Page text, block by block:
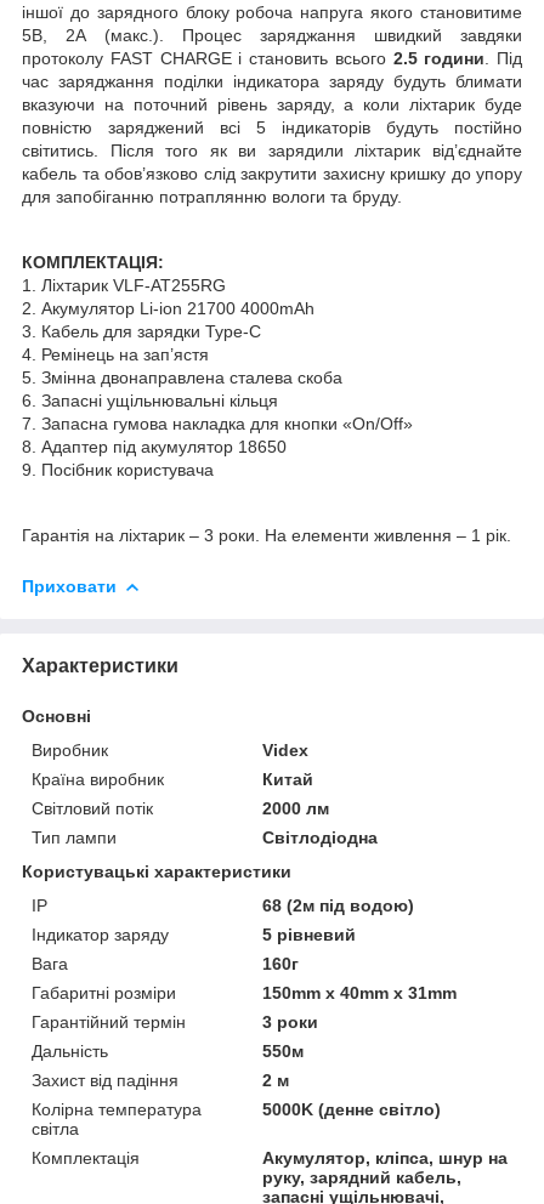
іншої до зарядного блоку робоча напруга якого становитиме
5В, 2А (макс.). Процес заряджання швидкий завдяки
протоколу FAST CHARGE і становить всього 2.5 години . Під
час заряджання поділки індикатора заряду будуть блимати
вказуючи на поточний рівень заряду, а коли ліхтарик буде
повністю заряджений всі 5 індикаторів будуть постійно
світитись. Після того як ви зарядили ліхтарик від’єднайте
кабель та обов’язково слід закрутити захисну кришку до упору
для запобіганню потраплянню вологи та бруду.
КОМПЛЕКТАЦІЯ:
1. Ліхтарик VLF-AT255RG
2. Акумулятор Li-ion 21700 4000mAh
3. Кабель для зарядки Type-C
4. Ремінець на зап’ястя
5. Змінна двонаправлена сталева скоба
6. Запасні ущільнювальні кільця
7. Запасна гумова накладка для кнопки «On/Off»
8. Адаптер під акумулятор 18650
9. Посібник користувача
Гарантія на ліхтарик – 3 роки. На елементи живлення – 1 рік.
Приховати
Характеристики
Основні
Виробник
Videx
Країна виробник
Китай
Світловий потік
2000 лм
Тип лампи
Світлодіодна
Користувацькі характеристики
IP
68 (2м під водою)
Індикатор заряду
5 рівневий
Вага
160г
Габаритні розміри
150mm x 40mm x 31mm
Гарантійний термін
3 роки
Дальність
550м
Захист від падіння
2 м
Колірна температура
світла
5000K (денне світло)
Комплектація
Акумулятор, кліпса, шнур на
руку, зарядний кабель,
запасні ущільнювачі,